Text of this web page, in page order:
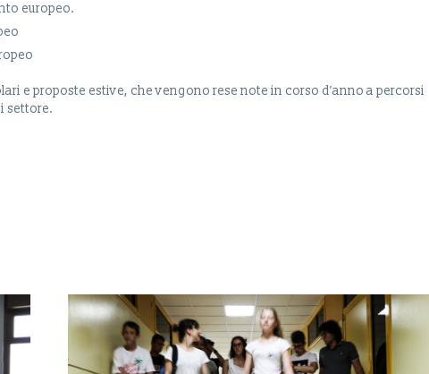
europeo.
e proposte estive, che vengono rese note in corso d’anno a percorsi
settore.